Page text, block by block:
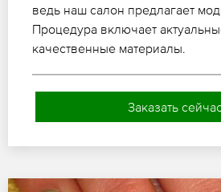
ведь наш салон предлагает
Процедура включает
качественные материалы.
Заказать